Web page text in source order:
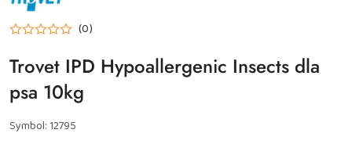
TROVET
(0)
Trovet IPD Hypoallergenic Insects dla
psa 10kg
Symbol:12795